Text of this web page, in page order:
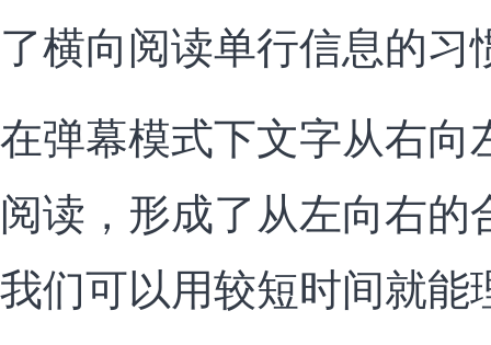
了横向阅读单行信息的习
在弹幕模式下文字从右向
阅读，形成了从左向右
我们可以用较短时间就能